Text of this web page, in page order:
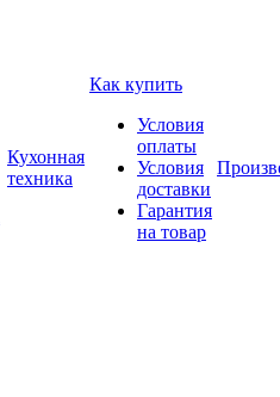
Кухонная
техника
Как купить
Условия
оплаты
Условия
доставки
Гарантия
на товар